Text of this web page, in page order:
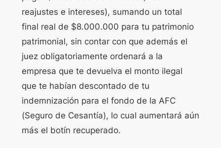
reajustes e intereses), sumando un total
final real de $8.000.000 para tu patrimonio
patrimonial, sin contar con que además el
juez obligatoriamente ordenará a la
empresa que te devuelva el monto ilegal
que te habían descontado de tu
indemnización para el fondo de la AFC
(Seguro de Cesantía), lo cual aumentará aún
más el botín recuperado.